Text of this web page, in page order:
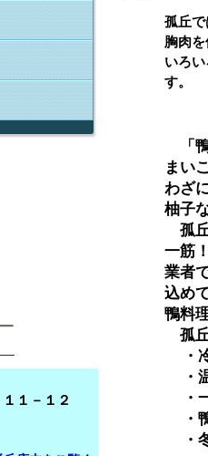
「
まい
わざ
柚子
孤
一筋
業者
込め
鴨料
孤
・
・
・
・
・
孤丘
胸肉
いろ
す。
１－１２